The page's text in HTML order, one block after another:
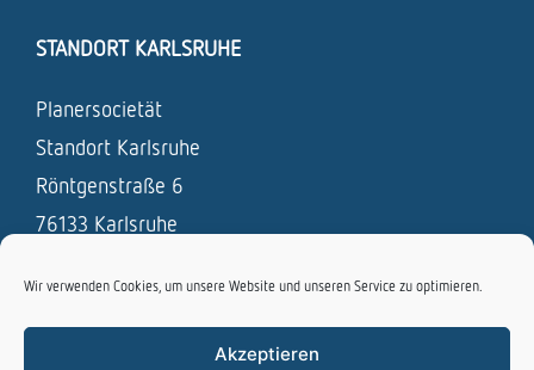
Wir verwenden Cookies, um unsere Website und unseren Service zu optimieren.
Akzeptieren
STANDORT KARLSRUHE
Planersocietät
Standort Karlsruhe
Röntgenstraße 6
76133 Karlsruhe
Tel.: 0721 / 831 693 – 0
Fax: 0721 / 831 693 – 19
info [at] planersocietaet.de